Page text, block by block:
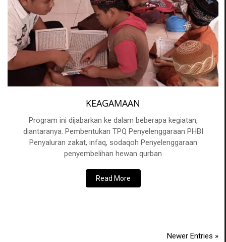
KEAGAMAAN
Program ini dijabarkan ke dalam beberapa kegiatan,
diantaranya: Pembentukan TPQ Penyelenggaraan PHBI
Penyaluran zakat, infaq, sodaqoh Penyelenggaraan
penyembelihan hewan qurban
Read More
Newer Entries »